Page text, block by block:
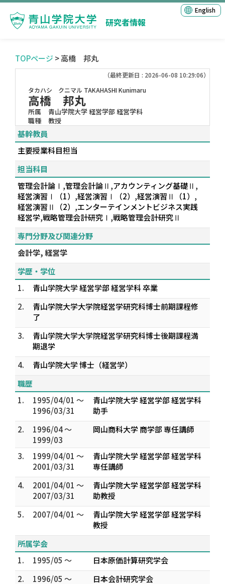
研究者情報
English
TOPページ > 高橋 邦丸
（最終更新日 : 2026-06-08 10:29:06）
タカハシ クニマル TAKAHASHI Kunimaru
高橋 邦丸
所属
青山学院大学 経営学部 経営学科
職種
教授
基幹教員
主要授業科目担当
担当科目
管理会計論Ⅰ,管理会計論Ⅱ,アカウンティング基礎Ⅱ,
経営演習Ⅰ（1）,経営演習Ⅰ（2）,経営演習Ⅱ（1）,
経営演習Ⅱ（2）,エンターテインメントビジネス実践
経営学,戦略管理会計研究Ⅰ,戦略管理会計研究Ⅱ
専門分野及び関連分野
会計学, 経営学
学歴・学位
1.
青山学院大学 経営学部 経営学科 卒業
2.
青山学院大学大学院経営学研究科博士前期課程修
了
3.
青山学院大学大学院経営学研究科博士後期課程満
期退学
4.
青山学院大学 博士（経営学）
職歴
1.
1995/04/01 ～
1996/03/31
青山学院大学 経営学部 経営学科
助手
2.
1996/04 ～
1999/03
岡山商科大学 商学部 専任講師
3.
1999/04/01 ～
2001/03/31
青山学院大学 経営学部 経営学科
専任講師
4.
2001/04/01 ～
2007/03/31
青山学院大学 経営学部 経営学科
助教授
5.
2007/04/01 ～
青山学院大学 経営学部 経営学科
教授
所属学会
1.
1995/05 ～
日本原価計算研究学会
2.
1996/05 ～
日本会計研究学会